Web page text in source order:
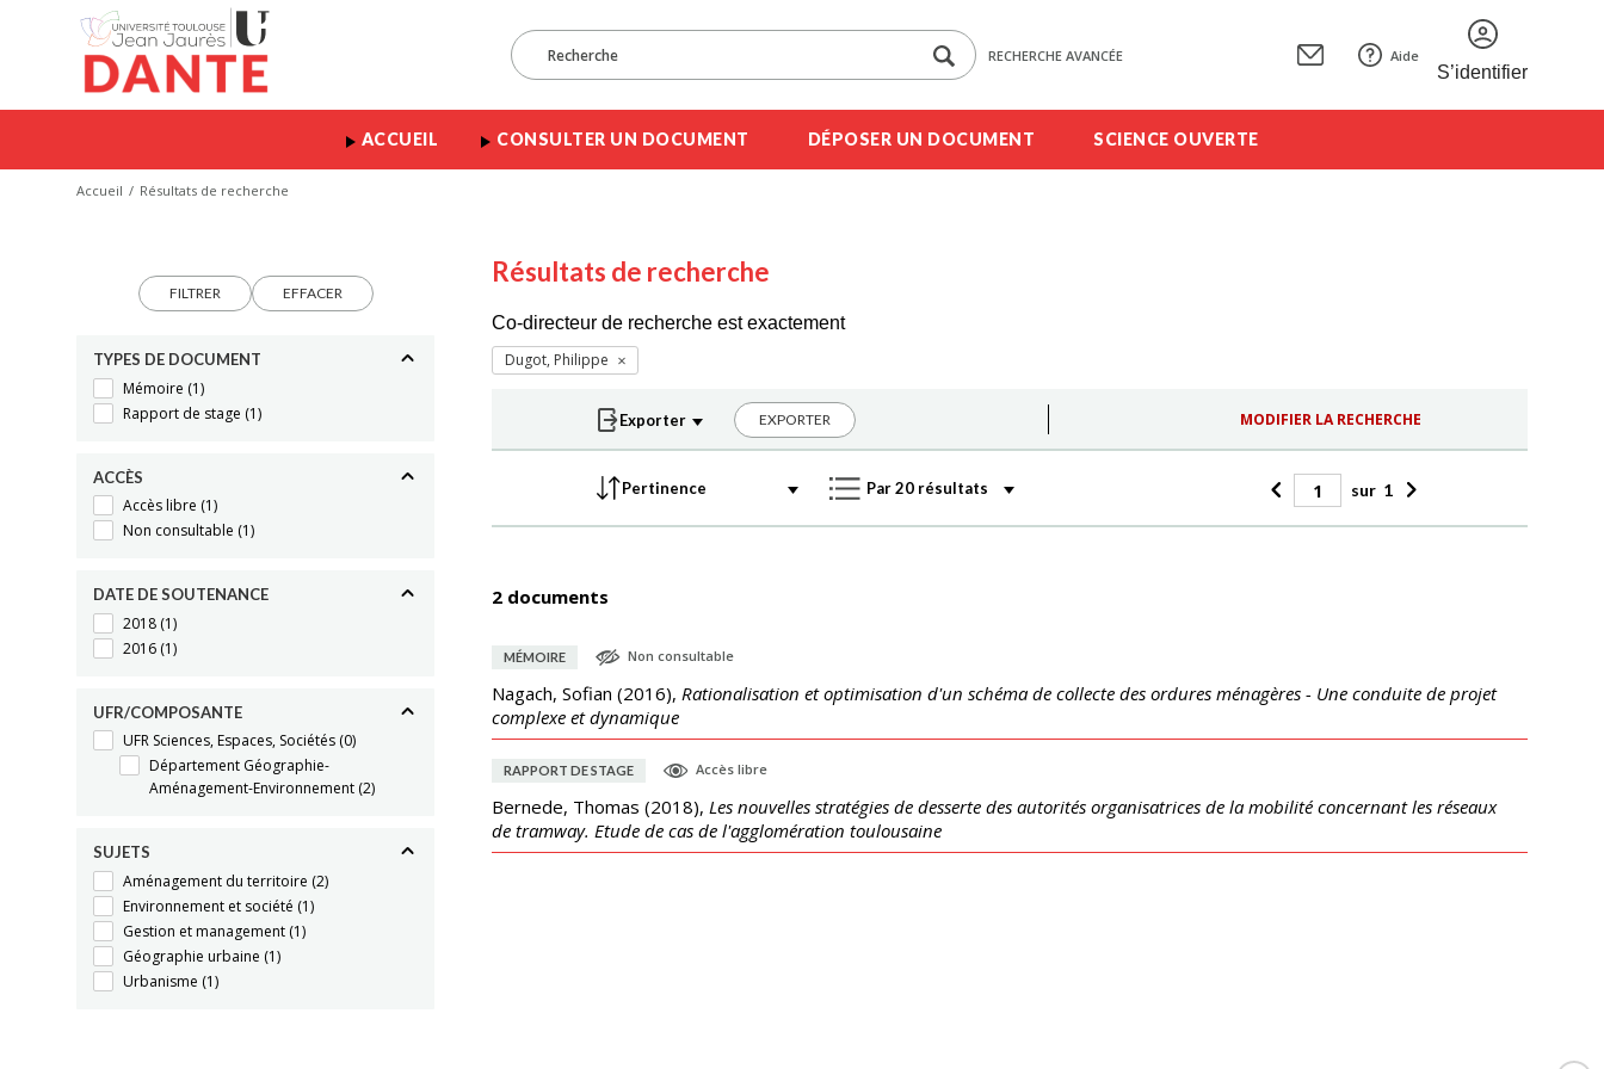
RECHERCHE AVANCÉE Aide
S’identifier
ACCUEIL CONSULTER UN DOCUMENT DÉPOSER UN DOCUMENT SCIENCE OUVERTE
Accueil Résultats de recherche
FILTRER EFFACER
TYPES DE DOCUMENT
Mémoire (1)
Rapport de stage (1)
ACCÈS
Accès libre (1)
Non consultable (1)
DATE DE SOUTENANCE
2018 (1)
2016 (1)
UFR/COMPOSANTE
UFR Sciences, Espaces, Sociétés (0)
Département Géographie-
Aménagement-Environnement (2)
SUJETS
Aménagement du territoire (2)
Environnement et société (1)
Gestion et management (1)
Géographie urbaine (1)
Urbanisme (1)
Résultats de recherche
Co-directeur de recherche est exactement
Dugot, Philippe
EXPORTER MODIFIER LA RECHERCHE
sur 1
2 documents
MÉMOIRE Non consultable
Nagach, Sofian (2016), Rationalisation et optimisation d'un schéma de collecte des ordures ménagères - Une conduite de projet
complexe et dynamique
RAPPORT DE STAGE Accès libre
Bernede, Thomas (2018), Les nouvelles stratégies de desserte des autorités organisatrices de la mobilité concernant les réseaux
de tramway. Etude de cas de l'agglomération toulousaine